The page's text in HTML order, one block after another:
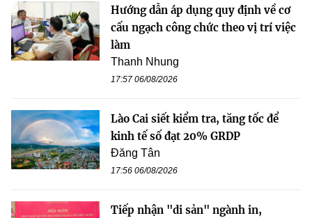
Hướng dẫn áp dụng quy định về cơ
cấu ngạch công chức theo vị trí việc
làm
Thanh Nhung
17:57 06/08/2026
Lào Cai siết kiểm tra, tăng tốc để
kinh tế số đạt 20% GRDP
Đăng Tân
17:56 06/08/2026
Tiếp nhận "di sản" ngành in,